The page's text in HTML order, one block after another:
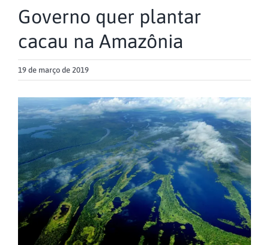
Governo quer plantar
cacau na Amazônia
19 de março de 2019
View
Larger
Image